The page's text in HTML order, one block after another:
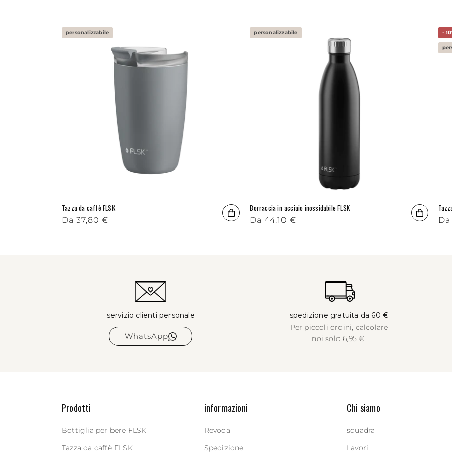
personalizzabile
Tazza da caffè FLSK
Prezzo di listino
Da 37,80 €
personalizzabile
Borraccia in acciaio inossidabile FLSK
Prezzo di listino
Da 44,10 €
-
Da
servizio clienti personale
WhatsApp
spedizione gratuita da 60 €
Per piccoli ordini, calcolare
noi solo 6,95 €.
Prodotti
Bottiglia per bere FLSK
Tazza da caffè FLSK
informazioni
Revoca
Spedizione
Chi siamo
squadra
Lavori